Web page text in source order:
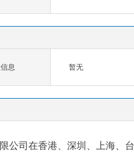
息 暂无
公司在香港、深圳、上海、